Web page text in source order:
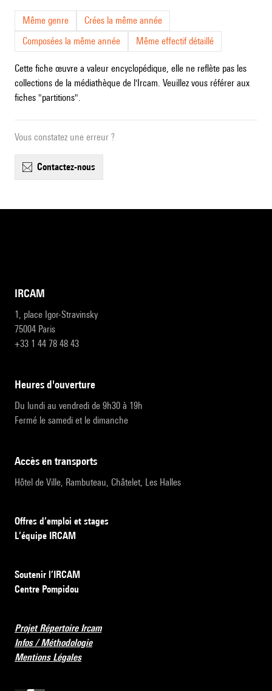
Même genre
Crées la même année
Composées la même année
Même effectif détaillé
Cette fiche œuvre a valeur encyclopédique, elle ne reflète pas les
collections de la médiathèque de l'Ircam. Veuillez vous référer aux
fiches "partitions".
Vous constatez une erreur ?
contactez-nous
IRCAM
1, place Igor-Stravinsky
75004 Paris
+33 1 44 78 48 43
heures d'ouverture
Du lundi au vendredi de 9h30 à 19h
Fermé le samedi et le dimanche
accès en transports
Hôtel de Ville, Rambuteau, Châtelet, Les Halles
Offres d’emploi et stages
L’équipe IRCAM
Soutenir l’IRCAM
Centre Pompidou
Projet Répertoire Ircam
Infos / Méthodologie
Mentions Légales